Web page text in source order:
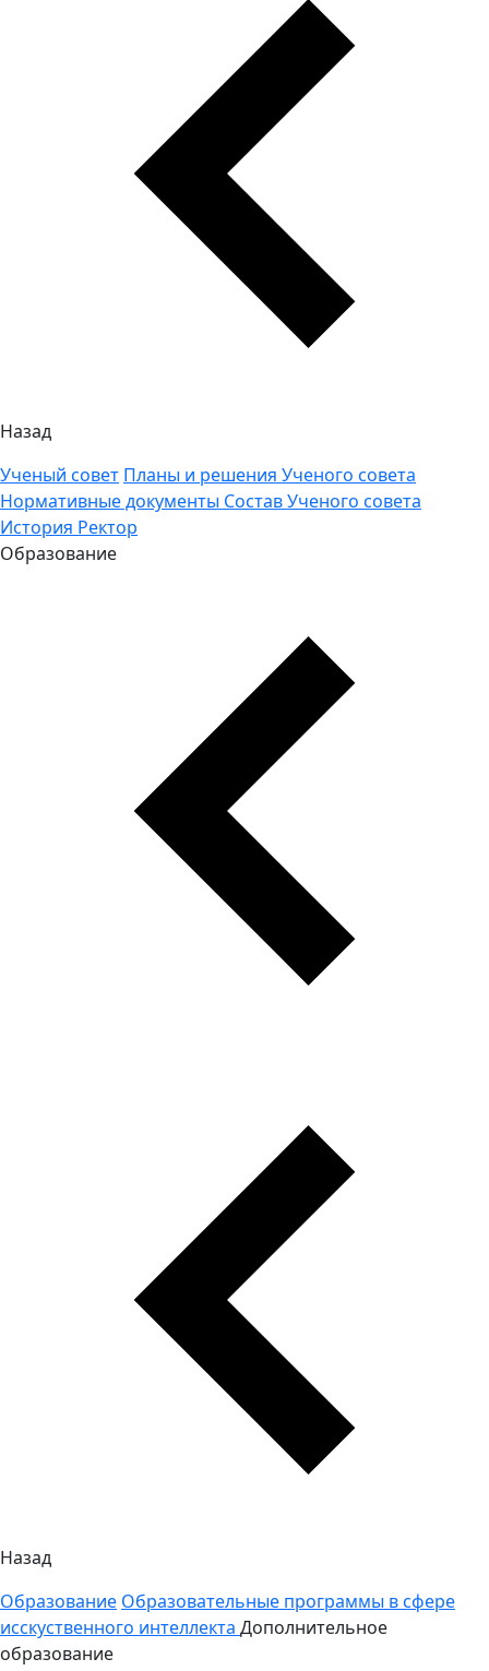
Назад
Ученый совет Планы и решения Ученого совета
Нормативные документы Состав Ученого совета
История Ректор
Образование
Назад
Образование Образовательные программы в сфере
исскуственного интеллекта Дополнительное
образование